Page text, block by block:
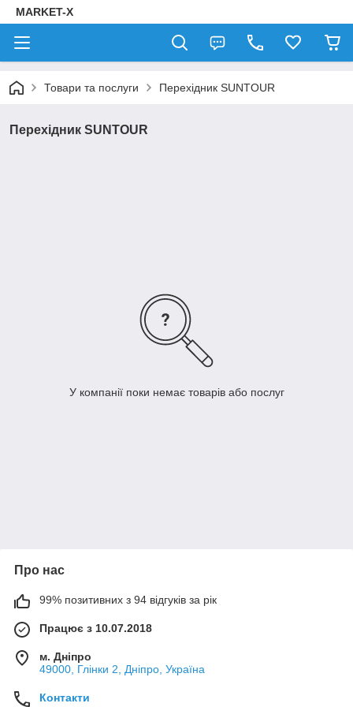
MARKET-X
Товари та послуги Перехідник SUNTOUR
Перехідник SUNTOUR
У компанії поки немає товарів або послуг
Про нас
99% позитивних з 94 відгуків за рік
Працює з 10.07.2018
м. Дніпро
49000, Глінки 2, Дніпро, Україна
Контакти